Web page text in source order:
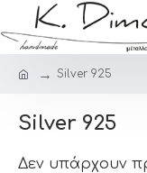
Silver 925
Silver 925
Δεν υπάρχουν